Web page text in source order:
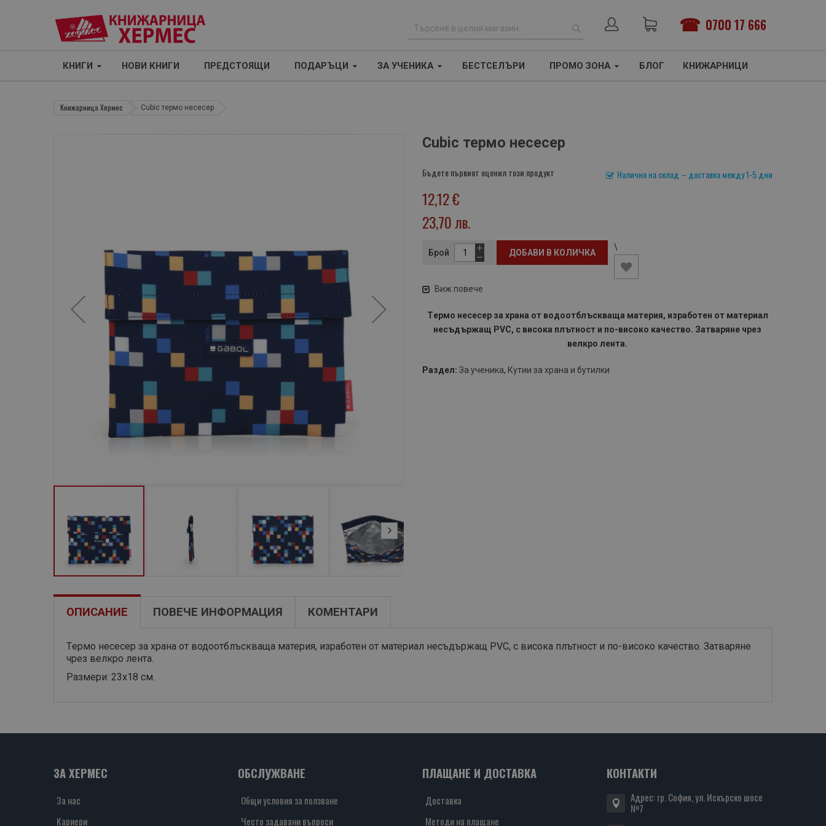
0700 17 666
р
ТЪРСЕНЕ
КНИГИ НОВИ КНИГИ ПРЕДСТОЯЩИ ПОДАРЪЦИ ЗА УЧЕНИКА БЕСТСЕЛЪРИ ПРОМО ЗОНА БЛОГ КНИЖАРНИЦИ
Книжарница Хермес Cubic термо несесер
Cubic термо несесер
Налично на склад – доставка между 1-5 дни
Бъдете първият оценил този продукт
12,12 €
23,70 лв.
Брой ДОБАВИ В КОЛИЧКА
\
Виж повече
Tермо несесер за храна от водоотблъскваща материя, изработен от материал
несъдържащ PVC, с висока плътност и по-високо качество. Затваряне чрез
велкро лента.
Раздел: За ученика, Кутии за храна и бутилки
ОПИСАНИЕ ПОВЕЧЕ ИНФОРМАЦИЯ КОМЕНТАРИ
Tермо несесер за храна от водоотблъскваща материя, изработен от материал несъдържащ PVC, с висока плътност и по-високо качество. Затваряне
чрез велкро лента.
Размери: 23х18 см.
ЗА ХЕРМЕС
За нас
Кариери
ОБСЛУЖВАНЕ
Общи условия за ползване
Често задавани въпроси
ПЛАЩАНЕ И ДОСТАВКА
Доставка
Методи на плащане
КОНТАКТИ
Адрес: гр. София, ул. Искърско шосе
№7